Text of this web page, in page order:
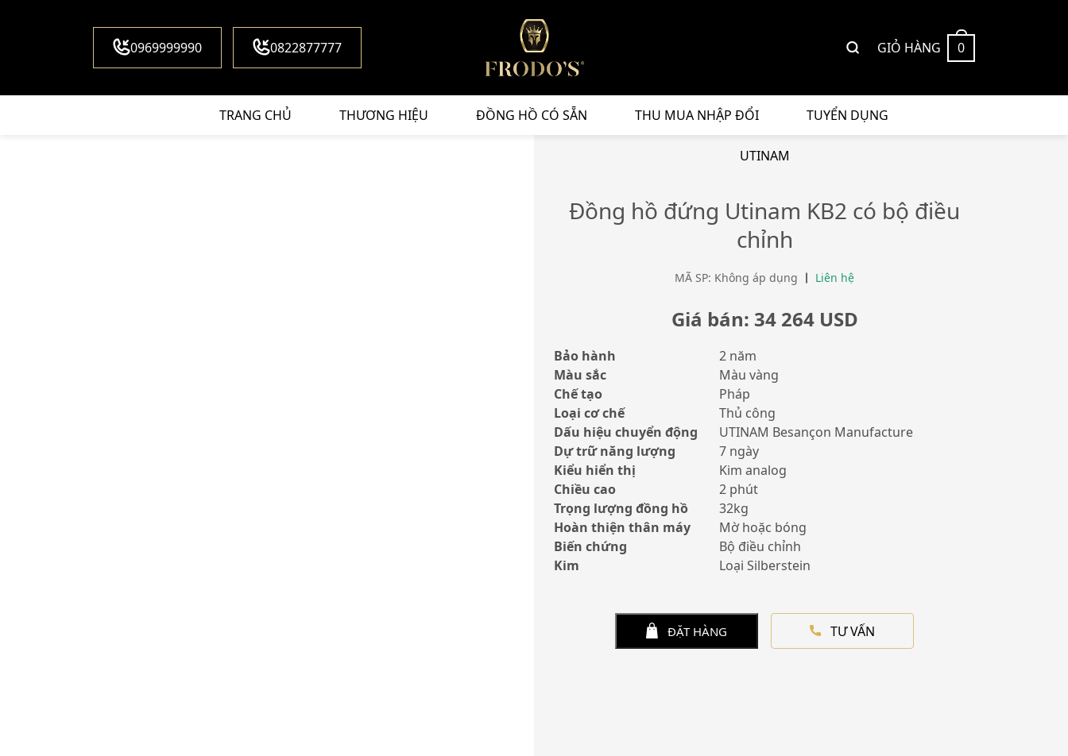
0969999990 0822877777 GIỎ HÀNG 0
TRANG CHỦ THƯƠNG HIỆU ĐỒNG HỒ CÓ SẴN THU MUA NHẬP ĐỔI TUYỂN DỤNG
UTINAM
Đồng hồ đứng Utinam KB2 có bộ điều
chỉnh
MÃ SP: Không áp dụng Liên hệ
Giá bán: 34 264 USD
Bảo hành
2 năm
Màu sắc
Màu vàng
Chế tạo
Pháp
Loại cơ chế
Thủ công
Dấu hiệu chuyển động
UTINAM Besançon Manufacture
Dự trữ năng lượng
7 ngày
Kiểu hiển thị
Kim analog
Chiều cao
2 phút
Trọng lượng đồng hồ
32kg
Hoàn thiện thân máy
Mờ hoặc bóng
Biến chứng
Bộ điều chỉnh
Kim
Loại Silberstein
ĐẶT HÀNG TƯ VẤN